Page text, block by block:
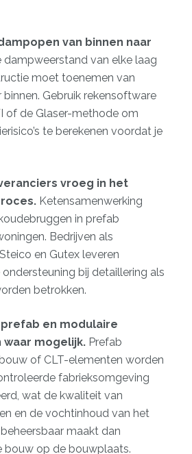
van binnen naar
dampweerstand van elke laag
moet toenemen van
binnen. Gebruik rekensoftware
of de Glaser-methode om
te berekenen voordat je
vroeg in het
Ketensamenwerking
in prefab
Bedrijven als
en Gutex leveren
bij detaillering als
betrokken.
en modulaire
waar mogelijk. Prefab
of CLT-elementen worden
fabrieksomgeving
wat de kwaliteit van
en de vochtinhoud van het
maakt dan
bouw op de bouwplaats.